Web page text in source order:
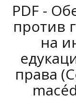
PDF -
против
на
права